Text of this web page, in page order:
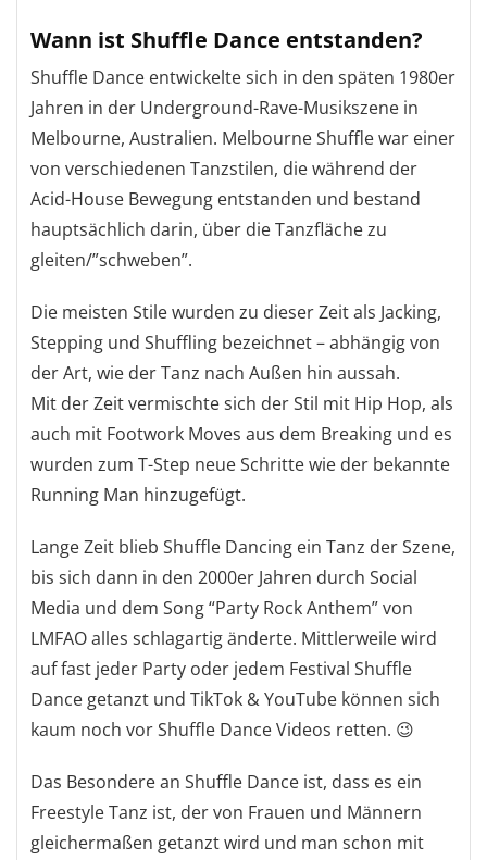
Wann ist Shuffle Dance entstanden?
Shuffle Dance entwickelte sich in den späten 1980er
Jahren in der Underground-Rave-Musikszene in
Melbourne, Australien. Melbourne Shuffle war einer
von verschiedenen Tanzstilen, die während der
Acid-House Bewegung entstanden und bestand
hauptsächlich darin, über die Tanzfläche zu
gleiten/”schweben”.
Die meisten Stile wurden zu dieser Zeit als Jacking,
Stepping und Shuffling bezeichnet – abhängig von
der Art, wie der Tanz nach Außen hin aussah.
Mit der Zeit vermischte sich der Stil mit Hip Hop, als
auch mit Footwork Moves aus dem Breaking und es
wurden zum T-Step neue Schritte wie der bekannte
Running Man hinzugefügt.
Lange Zeit blieb Shuffle Dancing ein Tanz der Szene,
bis sich dann in den 2000er Jahren durch Social
Media und dem Song “Party Rock Anthem” von
LMFAO alles schlagartig änderte. Mittlerweile wird
auf fast jeder Party oder jedem Festival Shuffle
Dance getanzt und TikTok & YouTube können sich
kaum noch vor Shuffle Dance Videos retten. 😉
Das Besondere an Shuffle Dance ist, dass es ein
Freestyle Tanz ist, der von Frauen und Männern
gleichermaßen getanzt wird und man schon mit